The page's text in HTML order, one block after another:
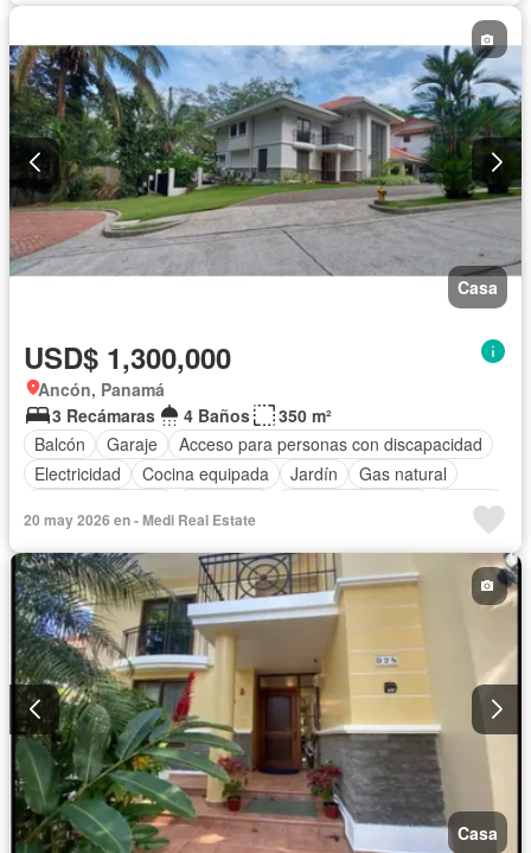
Vista panorámica
Seguridad
Cuarto de servicio Piscina Agua Patio
Casa
USD$ 1,300,000
Ancón, Panamá
3 Recámaras
4 Baños
350 m²
Balcón
Garaje
Acceso para personas con discapacidad
Electricidad
Cocina equipada Jardín
Gas natural
Piscina
Agua
Patio
20 may 2026 en - Medi Real Estate
Casa